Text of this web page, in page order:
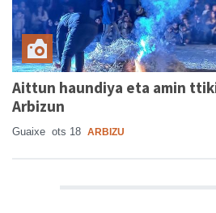
Aittun haundiya eta amin
Arbizun
Guaixe ots 18 ARBIZU